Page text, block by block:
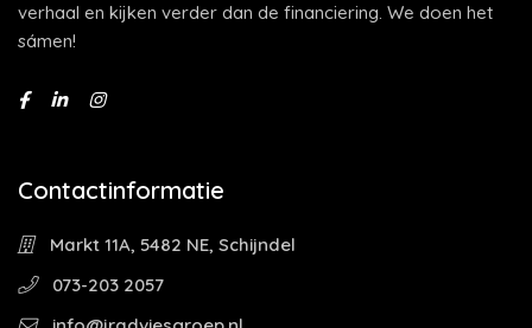
verhaal en kijken verder dan de financiering. We doen het
sámen!
Contactinformatie
Markt 11A, 5482 NE, Schijndel
073-203 2057